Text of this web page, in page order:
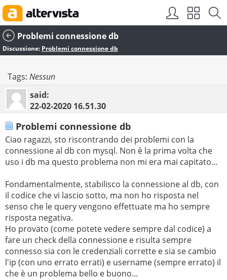
Problemi connessione db
Discussione: Problemi connessione db
Tags: Nessun
said:
22-02-2020 16.51.30
Problemi connessione db
Ciao ragazzi, sto riscontrando dei problemi con la
connessione al db con mysql. Non è la prima volta che
uso i db ma questo problema non mi era mai capitato...
Fondamentalmente, stabilisco la connessione al db, con
il codice che vi lascio sotto, ma non ho risposta nel
senso che le query vengono effettuate ma ho sempre
risposta negativa.
Ho provato (come potete vedere sempre dal codice) a
fare un check della connessione e risulta sempre
connesso sia con le credenziali corrette e sia se cambio
l'ip (con uno errato errati) e username (sempre errato) il
che è un problema bello e buono...